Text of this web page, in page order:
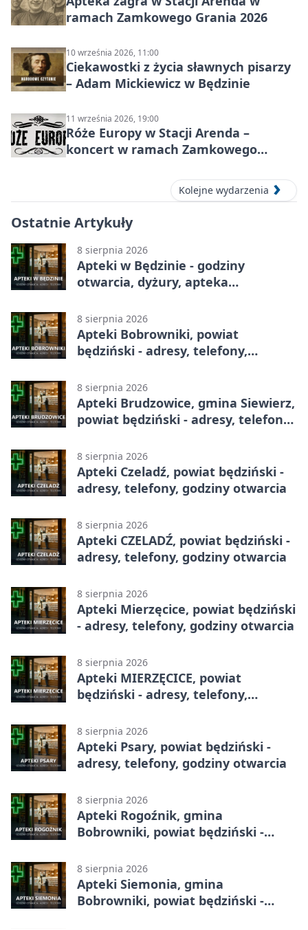
ramach Zamkowego Grania 2026
10 września 2026, 11:00
Ciekawostki z życia sławnych pisarzy
– Adam Mickiewicz w Będzinie
11 września 2026, 19:00
Róże Europy w Stacji Arenda –
koncert w ramach Zamkowego
Kolejne wydarzenia
Ostatnie Artykuły
8 sierpnia 2026
Apteki w Będzinie - godziny
otwarcia, dyżury, apteka
8 sierpnia 2026
Apteki Bobrowniki, powiat
będziński - adresy, telefony,
8 sierpnia 2026
Apteki Brudzowice, gmina Siewierz,
powiat będziński - adresy, telefony,
8 sierpnia 2026
Apteki Czeladź, powiat będziński -
adresy, telefony, godziny otwarcia
8 sierpnia 2026
Apteki CZELADŹ, powiat będziński -
adresy, telefony, godziny otwarcia
8 sierpnia 2026
Apteki Mierzęcice, powiat będziński
- adresy, telefony, godziny otwarcia
8 sierpnia 2026
Apteki MIERZĘCICE, powiat
będziński - adresy, telefony,
8 sierpnia 2026
Apteki Psary, powiat będziński -
adresy, telefony, godziny otwarcia
8 sierpnia 2026
Apteki Rogoźnik, gmina
Bobrowniki, powiat będziński -
8 sierpnia 2026
Apteki Siemonia, gmina
Bobrowniki, powiat będziński -